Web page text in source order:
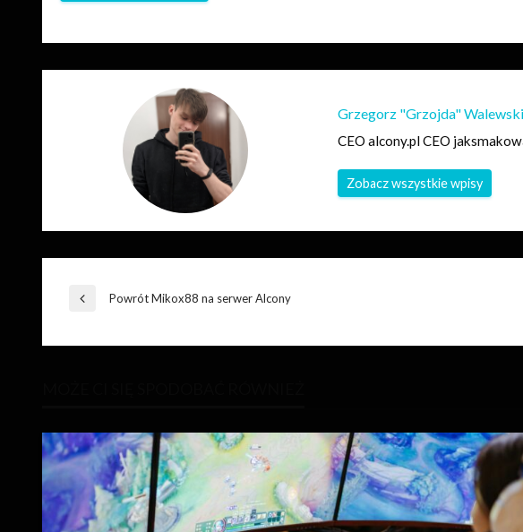
Grzegorz "Grzojda" Walewski
CEO alcony.pl CEO
Zobacz wszystkie wpisy
Nawigacja
wpisu
PoprzedniPowrót Mikox88 na serwer Alcony